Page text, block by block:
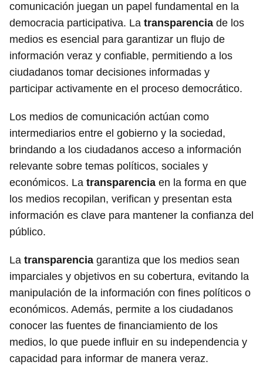
comunicación juegan un papel fundamental en la
democracia participativa. La transparencia de los
medios es esencial para garantizar un flujo de
información veraz y confiable, permitiendo a los
ciudadanos tomar decisiones informadas y
participar activamente en el proceso democrático.
Los medios de comunicación actúan como
intermediarios entre el gobierno y la sociedad,
brindando a los ciudadanos acceso a información
relevante sobre temas políticos, sociales y
económicos. La transparencia en la forma en que
los medios recopilan, verifican y presentan esta
información es clave para mantener la confianza del
público.
La transparencia garantiza que los medios sean
imparciales y objetivos en su cobertura, evitando la
manipulación de la información con fines políticos o
económicos. Además, permite a los ciudadanos
conocer las fuentes de financiamiento de los
medios, lo que puede influir en su independencia y
capacidad para informar de manera veraz.